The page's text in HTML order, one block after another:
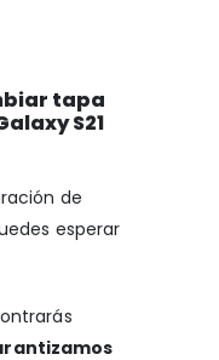
tapa
S21
de
esperar